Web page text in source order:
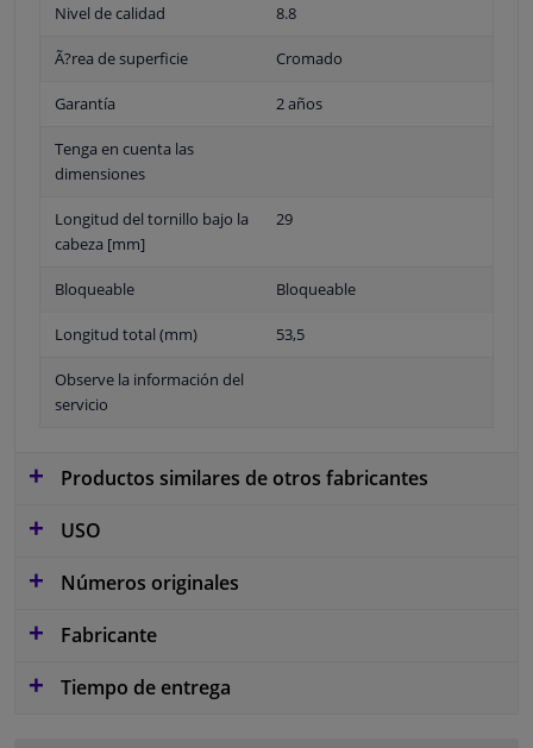
Nivel de calidad 8.8
Ã?rea de superficie Cromado
Garantía 2 años
Tenga en cuenta las
dimensiones
Longitud del tornillo bajo la
cabeza [mm]
29
Bloqueable Bloqueable
Longitud total (mm) 53,5
Observe la información del
servicio
Productos similares de otros fabricantes
USO
Números originales
Fabricante
Tiempo de entrega